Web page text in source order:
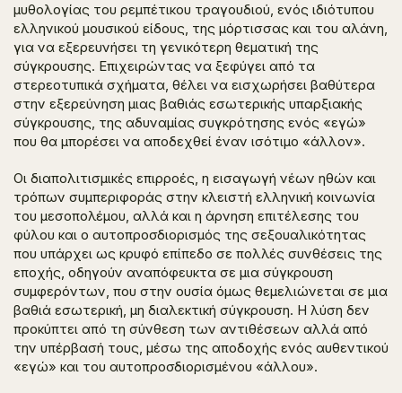
μυθολογίας του ρεμπέτικου τραγουδιού, ενός ιδιότυπου
ελληνικού μουσικού είδους, της μόρτισσας και του αλάνη,
για να εξερευνήσει τη γενικότερη θεματική της
σύγκρουσης. Επιχειρώντας να ξεφύγει από τα
στερεοτυπικά σχήματα, θέλει να εισχωρήσει βαθύτερα
στην εξερεύνηση μιας βαθιάς εσωτερικής υπαρξιακής
σύγκρουσης, της αδυναμίας συγκρότησης ενός «εγώ»
που θα μπορέσει να αποδεχθεί έναν ισότιμο «άλλον».
Οι διαπολιτισμικές επιρροές, η εισαγωγή νέων ηθών και
τρόπων συμπεριφοράς στην κλειστή ελληνική κοινωνία
του μεσοπολέμου, αλλά και η άρνηση επιτέλεσης του
φύλου και ο αυτοπροσδιορισμός της σεξουαλικότητας
που υπάρχει ως κρυφό επίπεδο σε πολλές συνθέσεις της
εποχής, οδηγούν αναπόφευκτα σε μια σύγκρουση
συμφερόντων, που στην ουσία όμως θεμελιώνεται σε μια
βαθιά εσωτερική, μη διαλεκτική σύγκρουση. Η λύση δεν
προκύπτει από τη σύνθεση των αντιθέσεων αλλά από
την υπέρβασή τους, μέσω της αποδοχής ενός αυθεντικού
«εγώ» και του αυτοπροσδιορισμένου «άλλου».